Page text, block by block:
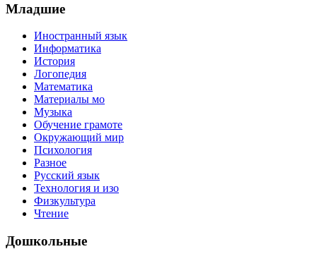
Младшие
Иностранный язык
Информатика
История
Логопедия
Математика
Материалы мо
Музыка
Обучение грамоте
Окружающий мир
Психология
Разное
Русский язык
Технология и изо
Физкультура
Чтение
Дошкольные